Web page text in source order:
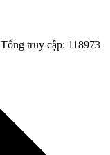
Tổng truy cập: 118973